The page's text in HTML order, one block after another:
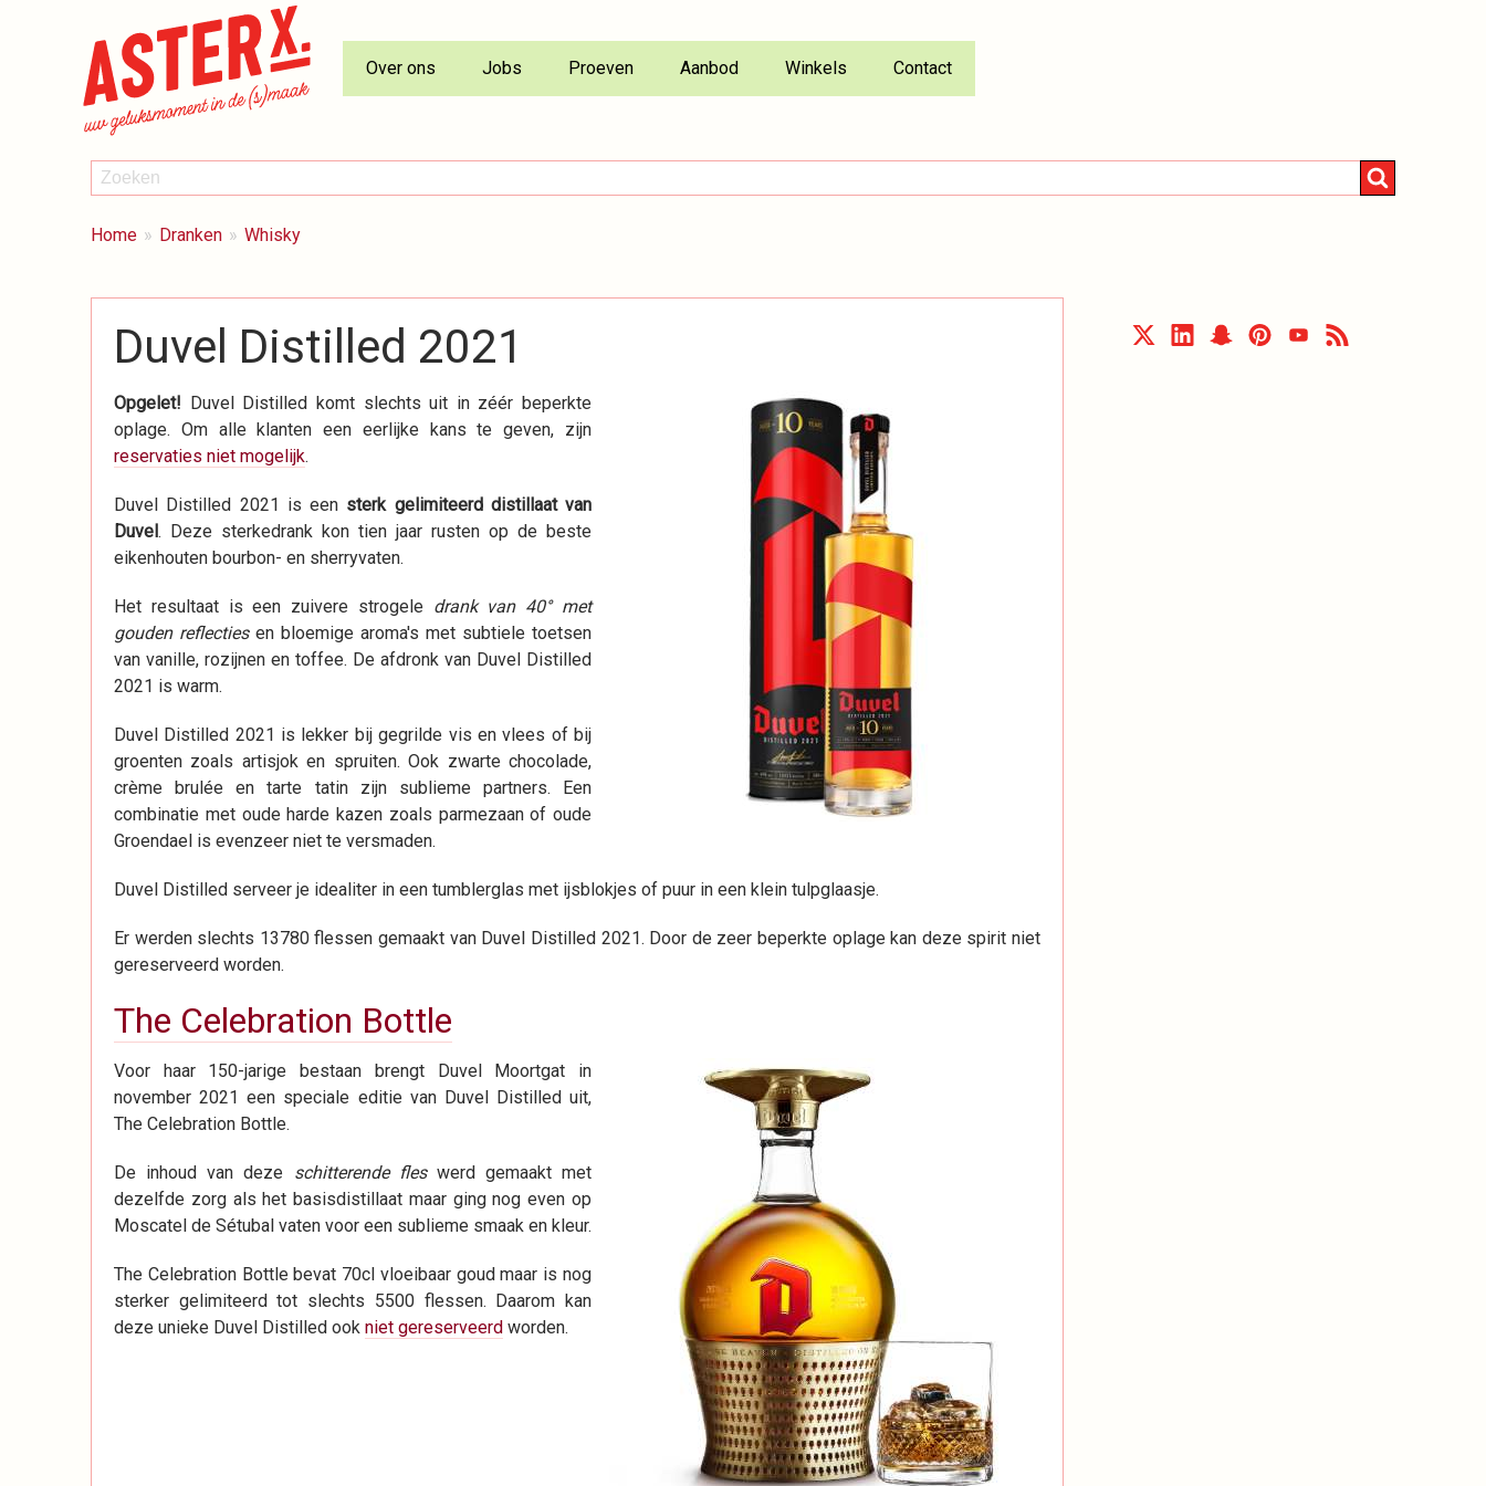
Over ons Jobs Proeven Aanbod Winkels Contact
ZOEKEN
Zoeken
BREADCRUMBS
Je
Home Dranken Whisky
Duvel Distilled 2021
Opgelet! Duvel Distilled komt slechts uit in zéér beperkte
oplage. Om alle klanten een eerlijke kans te geven, zijn
reservaties niet mogelijk.
Duvel Distilled 2021 is een sterk gelimiteerd distillaat van
Duvel. Deze sterkedrank kon tien jaar rusten op de beste
eikenhouten bourbon- en sherryvaten.
Het resultaat is een zuivere strogele drank van 40° met
gouden reflectiesen bloemige aroma's met subtiele toetsen
van vanille, rozijnen en toffee. De afdronk van Duvel Distilled
2021 is warm.
Duvel Distilled 2021 is lekker bij gegrilde vis en vlees of bij
groenten zoals artisjok en spruiten. Ook zwarte chocolade,
crème brulée en tarte tatin zijn sublieme partners. Een
combinatie met oude harde kazen zoals parmezaan of oude
Groendael is evenzeer niet te versmaden.
Duvel Distilled serveer je idealiter in een tumblerglas met ijsblokjes of puur in een klein tulpglaasje.
Er werden slechts 13780 flessen gemaakt van Duvel Distilled 2021. Door de zeer beperkte oplage kan deze spirit niet
gereserveerd worden.
The Celebration Bottle
Voor haar 150-jarige bestaan brengt Duvel Moortgat in
november 2021 een speciale editie van Duvel Distilled uit,
The Celebration Bottle.
De inhoud van deze schitterende fleswerd gemaakt met
dezelfde zorg als het basisdistillaat maar ging nog even op
Moscatel de Sétubal vaten voor een sublieme smaak en kleur.
The Celebration Bottle bevat 70cl vloeibaar goud maar is nog
sterker gelimiteerd tot slechts 5500 flessen. Daarom kan
deze unieke Duvel Distilled ook niet gereserveerd worden.